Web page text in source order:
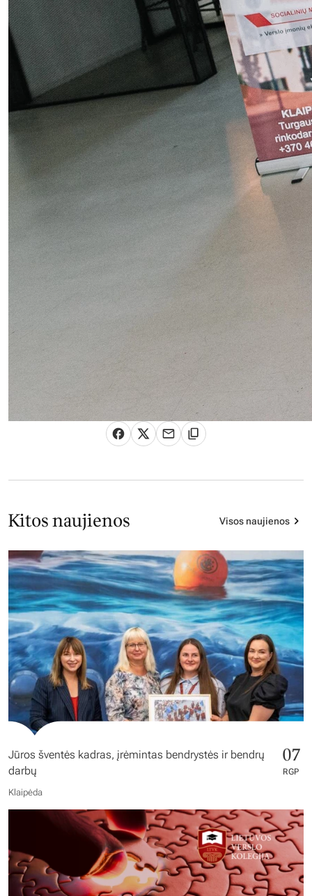
Kitos naujienos Visos naujienos
Jūros šventės kadras, įrėmintas bendrystės ir bendrų
darbų
07
RGP
Klaipėda